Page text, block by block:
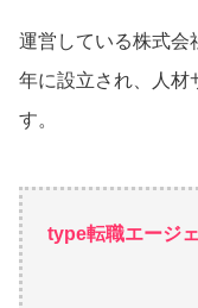
運営している株式会
年に設立され、人材
す。
type転職エージ